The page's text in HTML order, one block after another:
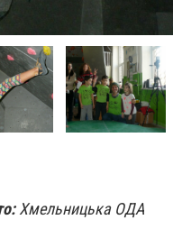
Хмельницька ОДА